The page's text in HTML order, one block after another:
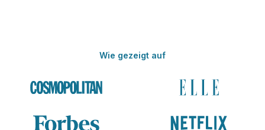
Wie gezeigt auf